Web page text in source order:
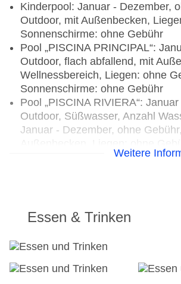
Kinderpool: Januar - Dezember,
Outdoor, mit Außenbecken,
Sonnenschirme: ohne Gebühr
Pool „PISCINA PRINCIPAL“:
Outdoor, flach abfallend, mit
Wellnessbereich, Liegen: ohne
Sonnenschirme: ohne Gebühr
Pool „PISCINA RIVIERA“:
Outdoor, Süßwasser, Anzahl
Januar - Dezember, ohne
Sonnenschirme: ohne Gebühr
ohne Gebühr, Sonnenschirme:
Badetücher: ohne Gebühr
Souvenirshop, Ladenzeile,
Arzt: Sprachen: englisch, spanisch
Diskothek/Nachtclub: ab 18
Weitere
Essen & Trinken